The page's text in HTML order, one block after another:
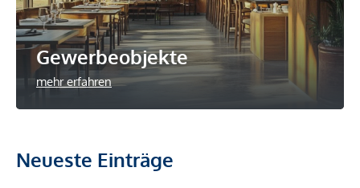
Gewerbeobjekte
mehr erfahren
Neueste Einträge